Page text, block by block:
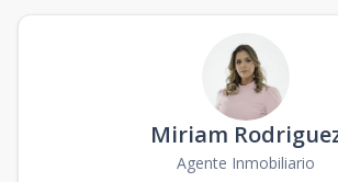
Miriam
Agente Inmobiliario